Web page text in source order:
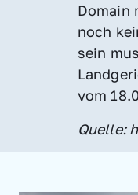
Domain
noch
sein
vom
Quelle: